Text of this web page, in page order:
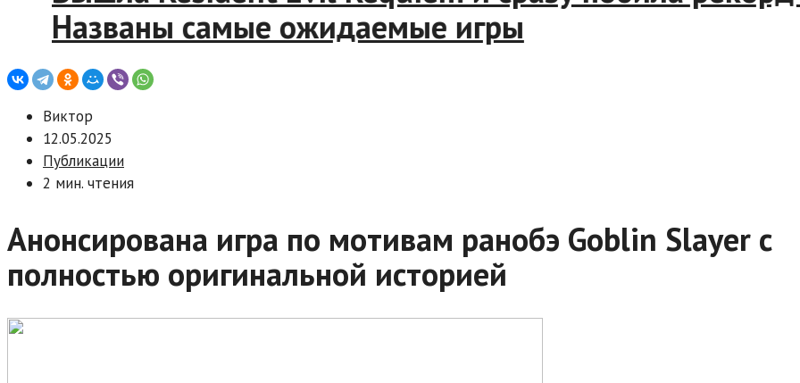
Названы самые ожидаемые игры
Виктор
12.05.2025
Публикации
2 мин. чтения
Анонсирована игра по мотивам ранобэ Goblin Slayer с
полностью оригинальной историей